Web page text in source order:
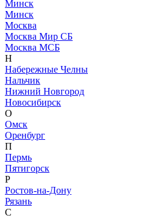
Минск
Минск
Москва
Москва Мир СБ
Москва МСБ
Н
Набережные Челны
Нальчик
Нижний Новгород
Новосибирск
О
Омск
Оренбург
П
Пермь
Пятигорск
Р
Ростов-на-Дону
Рязань
С